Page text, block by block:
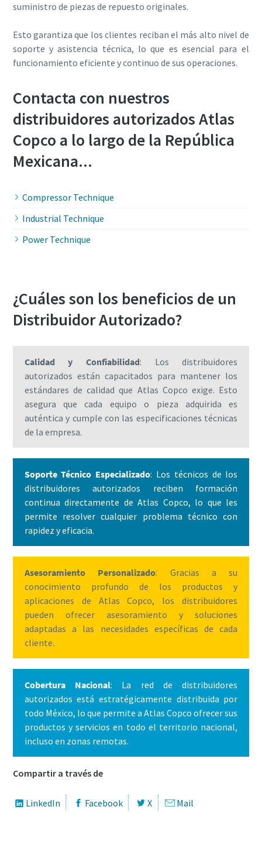
suministro de piezas de repuesto originales.
Esto garantiza que los clientes reciban el más alto nivel de
soporte y asistencia técnica, lo que es esencial para el
funcionamiento eficiente y continuo de sus operaciones.
Contacta con nuestros
distribuidores autorizados Atlas
Copco a lo largo de la República
Mexicana...
Compressor Technique
Industrial Technique
Power Technique
¿Cuáles son los beneficios de un
Distribuidor Autorizado?
Calidad y Confiabilidad: Los distribuidores
autorizados están capacitados para mantener los
estándares de calidad que Atlas Copco exige. Esto
asegura que cada equipo o pieza adquirida es
auténtica y cumple con las especificaciones técnicas
de la empresa.
Soporte Técnico Especializado: Los técnicos de los
distribuidores autorizados reciben formación
continua directamente de Atlas Copco, lo que les
permite resolver cualquier problema técnico con
rapidez y eficacia.
Asesoramiento Personalizado: Gracias a su
conocimiento profundo de los productos y
aplicaciones de Atlas Copco, los distribuidores
pueden ofrecer asesoramiento y soluciones
adaptadas a las necesidades específicas de cada
cliente.
Cobertura Nacional: La red de distribuidores
autorizados está estratégicamente distribuida por
todo México, lo que permite a Atlas Copco ofrecer sus
productos y servicios en todo el territorio nacional,
incluso en zonas remotas.
Compartir a través de
LinkedIn Facebook X Mail